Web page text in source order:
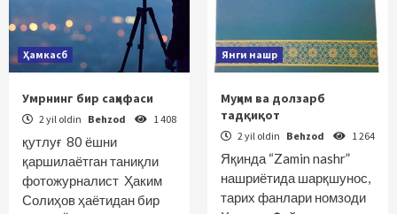
Ҳамкасб
Умрнинг бир саҳифаси
2 yil oldin Behzod 1 408
қутлуғ 80 ёшни
қаршилаётган таниқли
фотожурналист Ҳаким
Солиҳов ҳаётидан бир
Янги нашр
Муҳим ва долзарб
тадқиқот
2 yil oldin Behzod 1 264
Яқинда “Zamin nashr”
нашриётида шарқшунос,
тарих фанлари номзоди